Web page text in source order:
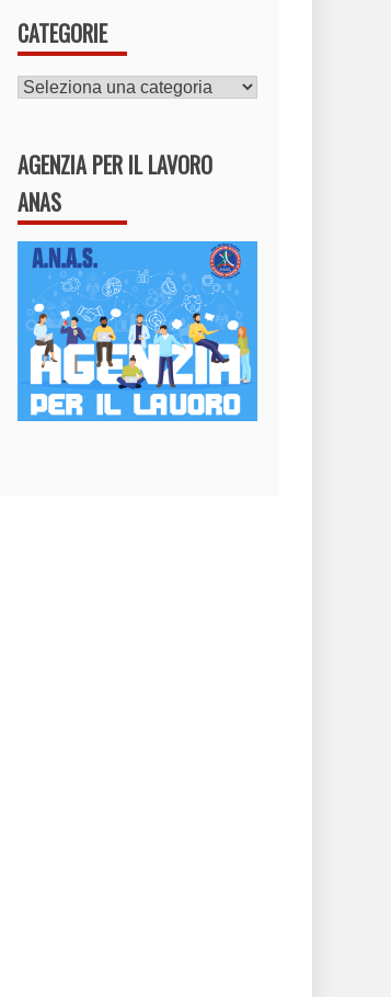
CATEGORIE
CATEGORIE
AGENZIA PER IL LAVORO
ANAS